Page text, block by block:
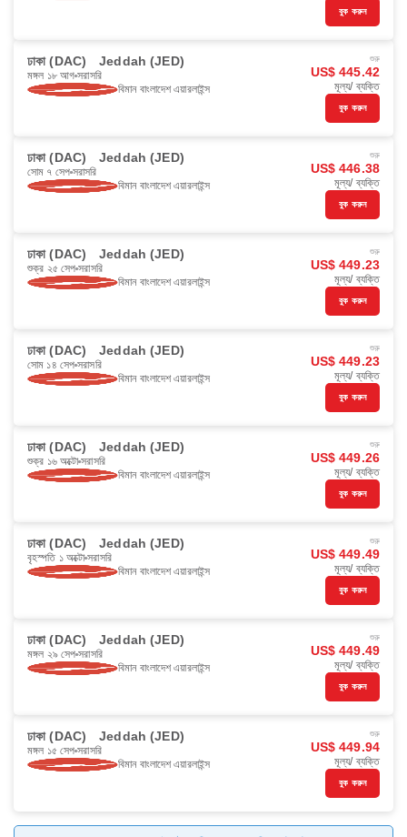
বুক করুন
ঢাকা (DAC) Jeddah (JED)
মঙ্গল ১৮ আগ সরাসরি
বিমান বাংলাদেশ এয়ারলাইন্স
শুরু
US$ 445.42
মূল্য/ ব্যক্তি
বুক করুন
ঢাকা (DAC) Jeddah (JED)
সোম ৭ সেপ সরাসরি
বিমান বাংলাদেশ এয়ারলাইন্স
শুরু
US$ 446.38
মূল্য/ ব্যক্তি
বুক করুন
ঢাকা (DAC) Jeddah (JED)
শুক্র ২৫ সেপ সরাসরি
বিমান বাংলাদেশ এয়ারলাইন্স
শুরু
US$ 449.23
মূল্য/ ব্যক্তি
বুক করুন
ঢাকা (DAC) Jeddah (JED)
সোম ১৪ সেপ সরাসরি
বিমান বাংলাদেশ এয়ারলাইন্স
শুরু
US$ 449.23
মূল্য/ ব্যক্তি
বুক করুন
ঢাকা (DAC) Jeddah (JED)
শুক্র ১৬ অক্টো সরাসরি
বিমান বাংলাদেশ এয়ারলাইন্স
শুরু
US$ 449.26
মূল্য/ ব্যক্তি
বুক করুন
ঢাকা (DAC) Jeddah (JED)
বৃহস্পতি ১ অক্টো সরাসরি
বিমান বাংলাদেশ এয়ারলাইন্স
শুরু
US$ 449.49
মূল্য/ ব্যক্তি
বুক করুন
ঢাকা (DAC) Jeddah (JED)
মঙ্গল ২৯ সেপ সরাসরি
বিমান বাংলাদেশ এয়ারলাইন্স
শুরু
US$ 449.49
মূল্য/ ব্যক্তি
বুক করুন
ঢাকা (DAC) Jeddah (JED)
মঙ্গল ১৫ সেপ সরাসরি
বিমান বাংলাদেশ এয়ারলাইন্স
শুরু
US$ 449.94
মূল্য/ ব্যক্তি
বুক করুন